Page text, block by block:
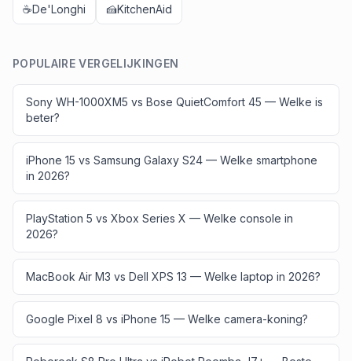
☕De'Longhi 🍰KitchenAid
POPULAIRE VERGELIJKINGEN
Sony WH-1000XM5 vs Bose QuietComfort 45 — Welke is
beter?
iPhone 15 vs Samsung Galaxy S24 — Welke smartphone
in 2026?
PlayStation 5 vs Xbox Series X — Welke console in
2026?
MacBook Air M3 vs Dell XPS 13 — Welke laptop in 2026?
Google Pixel 8 vs iPhone 15 — Welke camera-koning?